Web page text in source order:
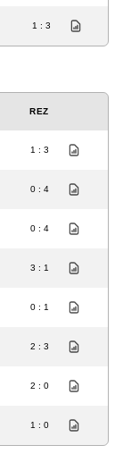
1 : 3
REZ
1 : 3
0 : 4
0 : 4
3 : 1
0 : 1
2 : 3
2 : 0
1 : 0